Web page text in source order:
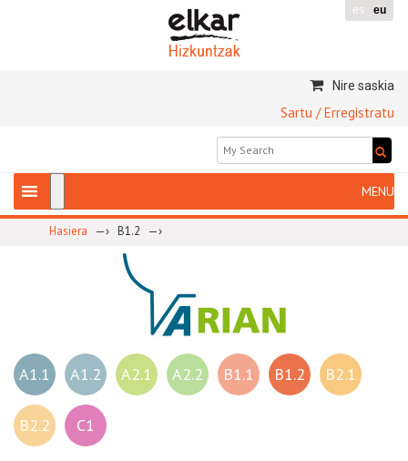
es eu
Nire saskia
Sartu / Erregistratu
Hasiera —› B1.2 —›
A1.1 A1.2 A2.1 A2.2 B1.1 B1.2 B2.1
B2.2 C1